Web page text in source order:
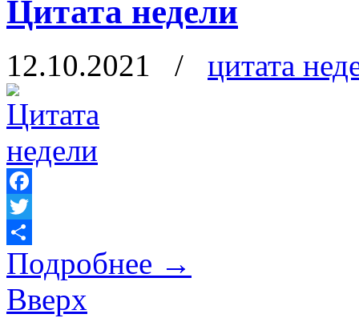
Цитата недели
12.10.2021 / цитата
Facebook
Twitter
Отправить
Подробнее →
Вверх